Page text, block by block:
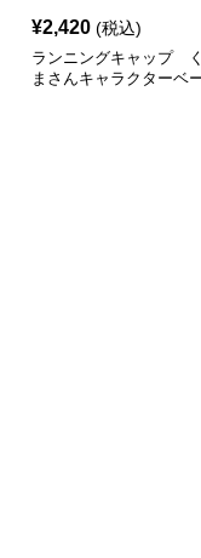
¥2,420 (税込)
ランニングキャップ く
まさんキャラクターベ